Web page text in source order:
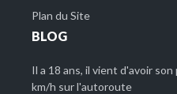
Plan du Site
BLOG
Il a 18 ans, il vient d'avoir
km/h sur l'autoroute